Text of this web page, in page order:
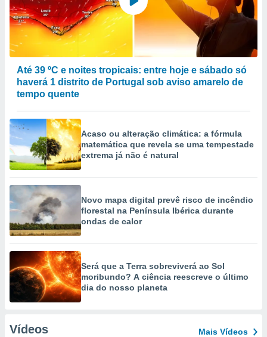
Até 39 ºC e noites tropicais: entre hoje e sábado só
haverá 1 distrito de Portugal sob aviso amarelo de
tempo quente
Acaso ou alteração climática: a fórmula
matemática que revela se uma tempestade
extrema já não é natural
Novo mapa digital prevê risco de incêndio
florestal na Península Ibérica durante
ondas de calor
Será que a Terra sobreviverá ao Sol
moribundo? A ciência reescreve o último
dia do nosso planeta
Vídeos Mais Vídeos